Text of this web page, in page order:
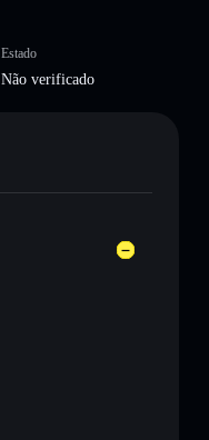
Estado
Não verificado